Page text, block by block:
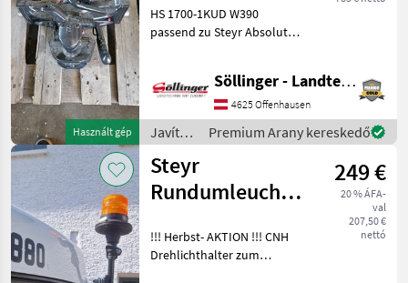
Használt gép
HS 1700-1KUD W390
passend zu Steyr Absolut
pótalkatrészei
Söllinger - Landtechnik GmbH
4625 Offenhausen
Javítókészletek
és
alkatrészek
/ Steyr
Premium Arany kereskedő
Steyr
Rundumleuchtenhalter
249 €
20 % ÁFA-
val
207,50 €
nettó
!!! Herbst- AKTION !!! CNH
Drehlichthalter zum